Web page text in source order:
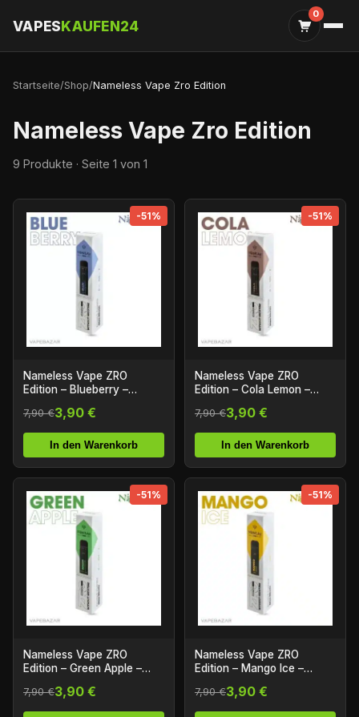
VAPESKAUFEN24
0
Startseite/Shop/Nameless Vape Zro Edition
Nameless Vape Zro Edition
9 Produkte · Seite 1 von 1
-51%
Nameless Vape ZRO
Edition – Blueberry –
7,90 €3,90 €
In den Warenkorb
-51%
Nameless Vape ZRO
Edition – Cola Lemon –
7,90 €3,90 €
In den Warenkorb
-51%
Nameless Vape ZRO
Edition – Green Apple –
7,90 €3,90 €
-51%
Nameless Vape ZRO
Edition – Mango Ice –
7,90 €3,90 €